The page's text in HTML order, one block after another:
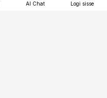
AI Chat Logi sisse